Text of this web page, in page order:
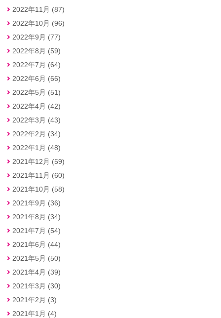
2022年11月 (87)
2022年10月 (96)
2022年9月 (77)
2022年8月 (59)
2022年7月 (64)
2022年6月 (66)
2022年5月 (51)
2022年4月 (42)
2022年3月 (43)
2022年2月 (34)
2022年1月 (48)
2021年12月 (59)
2021年11月 (60)
2021年10月 (58)
2021年9月 (36)
2021年8月 (34)
2021年7月 (54)
2021年6月 (44)
2021年5月 (50)
2021年4月 (39)
2021年3月 (30)
2021年2月 (3)
2021年1月 (4)